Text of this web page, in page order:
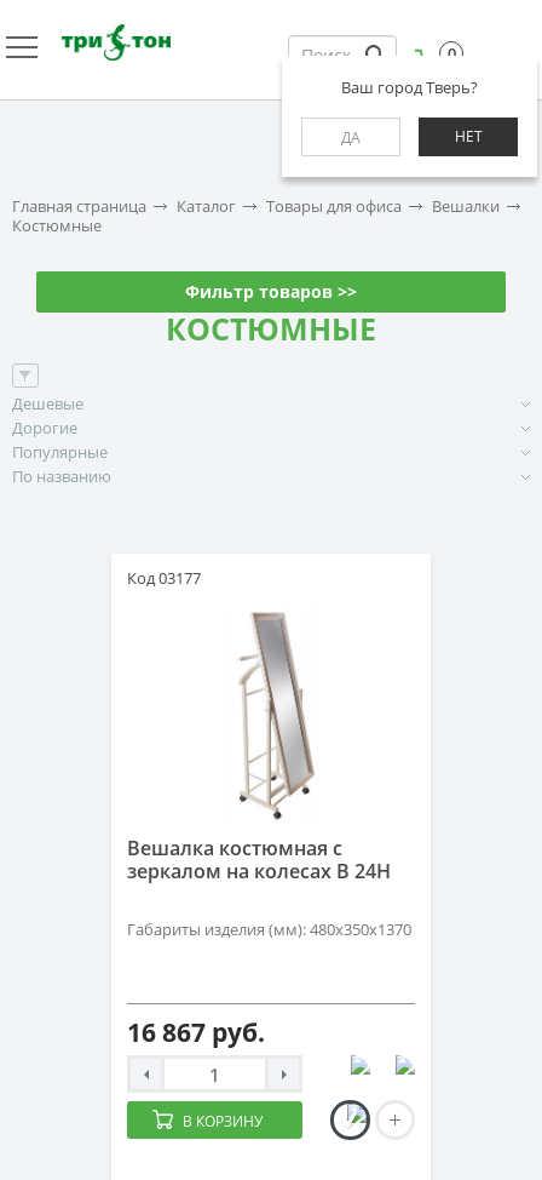
Ваш город Тверь?
ДА НЕТ
0
Главная страница Каталог Товары для офиса
Вешалки
Костюмные
Фильтр товаров >>
КОСТЮМНЫЕ
Дешевые
Дорогие
Популярные
По названию
Код 03177
Вешалка костюмная с
зеркалом на колесах В 24Н
Габариты изделия (мм): 480х350х1370
16 867 руб.
В КОРЗИНУ